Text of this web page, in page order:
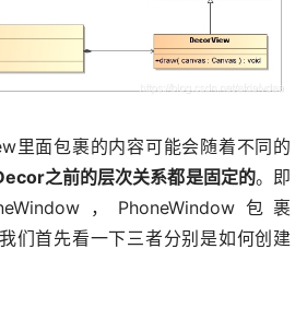
里面包裹的内容可能会随着不同的
之前的层次关系都是固定的。即
，PhoneWindow包裹
们首先看一下三者分别是如何创建